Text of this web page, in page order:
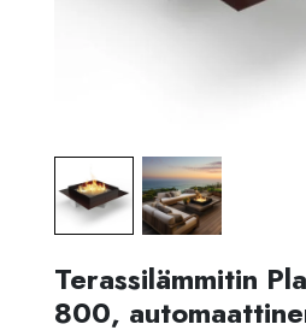
Terassilämmitin
800,